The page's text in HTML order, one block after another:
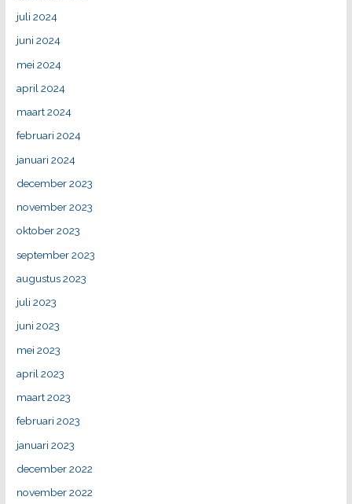
juli 2024
juni 2024
mei 2024
april 2024
maart 2024
februari 2024
januari 2024
december 2023
november 2023
oktober 2023
september 2023
augustus 2023
juli 2023
juni 2023
mei 2023
april 2023
maart 2023
februari 2023
januari 2023
december 2022
november 2022